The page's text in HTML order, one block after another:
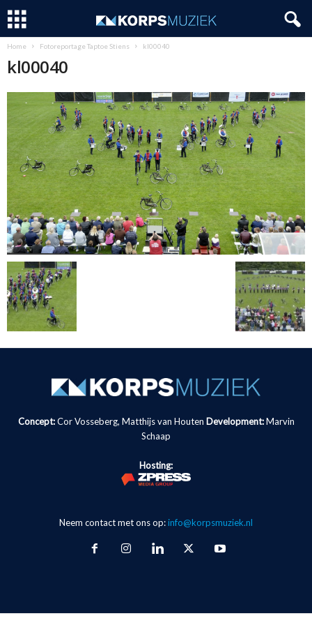
Home Fotoreportage Taptoe Stiens kl00040
kl00040
Concept:Cor Vosseberg, Matthijs van Houten Development: Marvin
Schaap
Hosting:
Neem contact met ons op:info@korpsmuziek.nl